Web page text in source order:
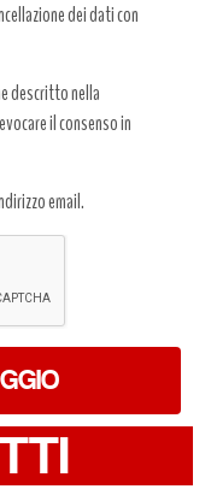
dei dati con
descritto nella
il consenso in
email.